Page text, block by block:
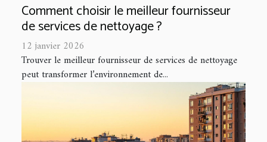
Comment choisir le meilleur fournisseur
de services de nettoyage ?
12 janvier 2026
Trouver le meilleur fournisseur de services de nettoyage
peut transformer l’environnement de...